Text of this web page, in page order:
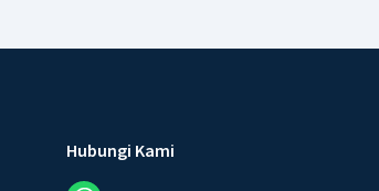
Hubungi Kami